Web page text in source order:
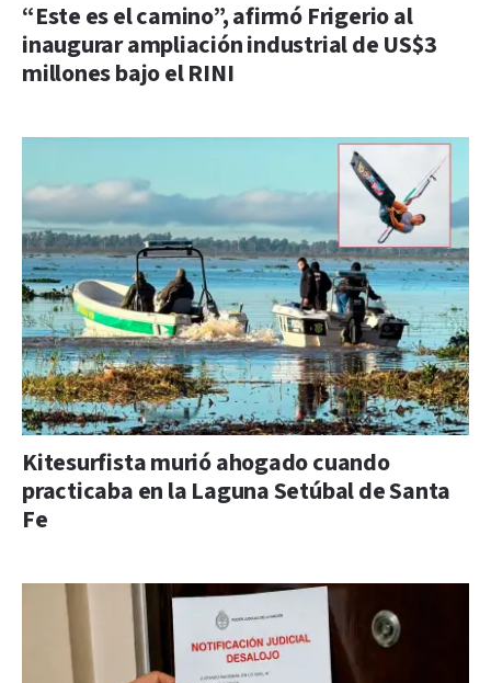
“Este es el camino”, afirmó Frigerio al
inaugurar ampliación industrial de US$3
millones bajo el RINI
Kitesurfista murió ahogado cuando
practicaba en la Laguna Setúbal de Santa
Fe